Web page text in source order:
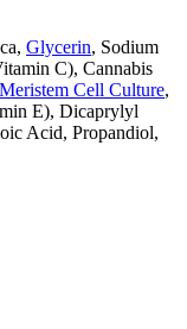
Glycerin, Sodium
C), Cannabis
Cell Culture,
E), Dicaprylyl
Acid, Propandiol,